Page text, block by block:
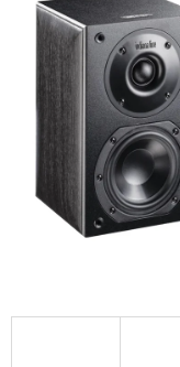
5
hvězdiček.